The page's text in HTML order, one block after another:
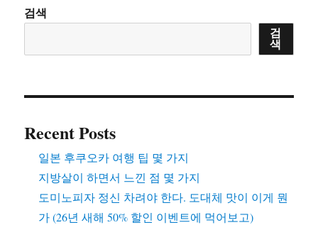
은
악
문
인
이
(答)
일
까?
검색
검
색
Recent Posts
일본 후쿠오카 여행 팁 몇 가지
지방살이 하면서 느낀 점 몇 가지
도미노피자 정신 차려야 한다. 도대체 맛이 이게 뭔
가 (26년 새해 50% 할인 이벤트에 먹어보고)